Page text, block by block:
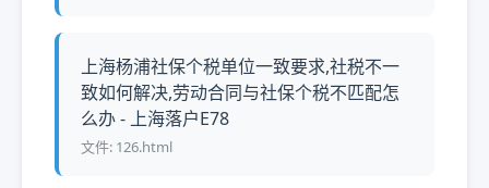
上海杨浦社保个税单位一致要求,社税不一
致如何解决,劳动合同与社保个税不匹配怎
么办 - 上海落户E78
文件: 126.html